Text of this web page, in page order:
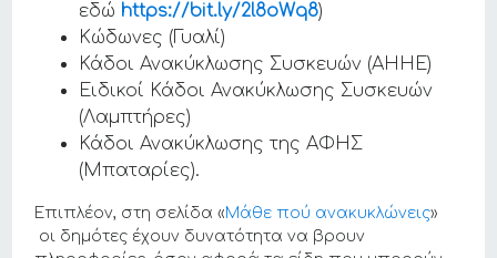
εδώ https://bit.ly/2l8oWq8)
Κώδωνες (Γυαλί)
Κάδοι Ανακύκλωσης Συσκευών (ΑΗΗΕ)
Ειδικοί Κάδοι Ανακύκλωσης Συσκευών
(Λαμπτήρες)
Κάδοι Ανακύκλωσης της ΑΦΗΣ
(Μπαταρίες).
Επιπλέον, στη σελίδα «Μάθε πού ανακυκλώνεις»
οι δημότες έχουν δυνατότητα να βρουν